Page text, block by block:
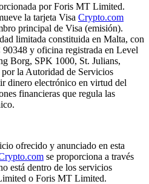
por Foris MT Limited.
la tarjeta Visa Crypto.com
principal de Visa (emisión).
limitada constituida en Malta, con
y oficina registrada en Level
Borg, SPK 1000, St. Julians,
la Autoridad de Servicios
dinero electrónico en virtud del
financieras que regula las
ofrecido y anunciado en esta
se proporciona a través
está dentro de los servicios
o Foris MT Limited.